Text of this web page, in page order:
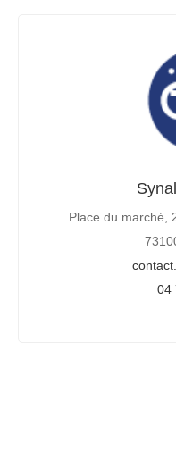
Place du marché,
04